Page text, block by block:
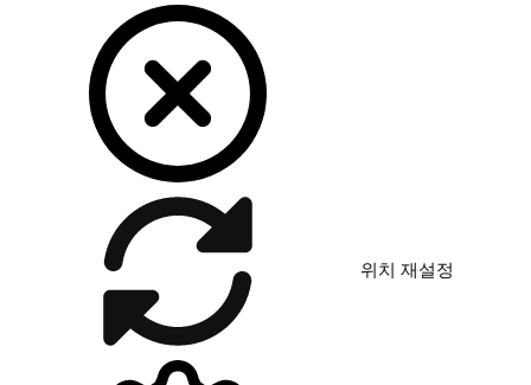
위치 재설정